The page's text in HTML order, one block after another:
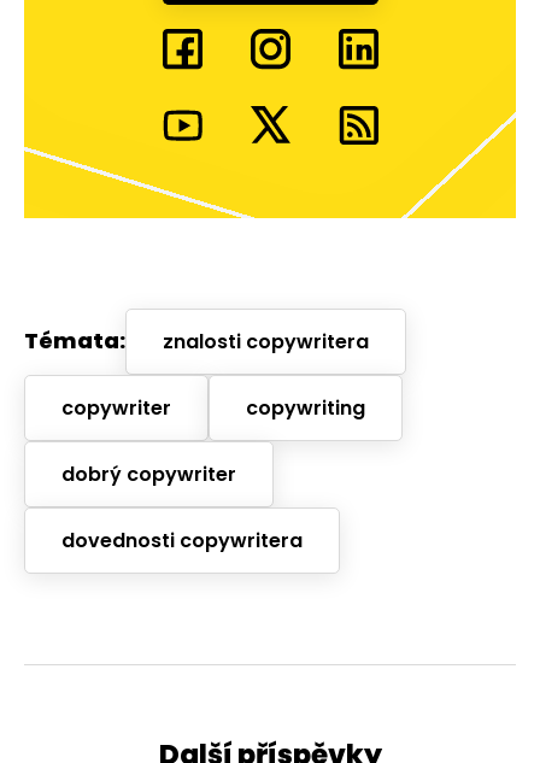
Témata: znalosti copywritera
copywriter copywriting
dobrý copywriter
dovednosti copywritera
Další příspěvky